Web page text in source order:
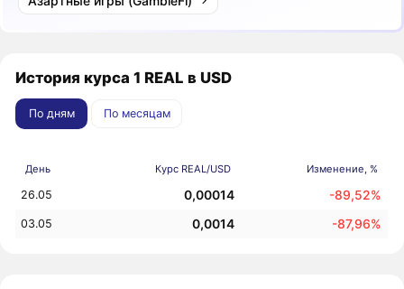
История курса 1 REAL в USD
По дням По месяцам
День Курс REAL/USD Изменение, %
26.05 0,00014 -89,52%
03.05 0,0014 -87,96%